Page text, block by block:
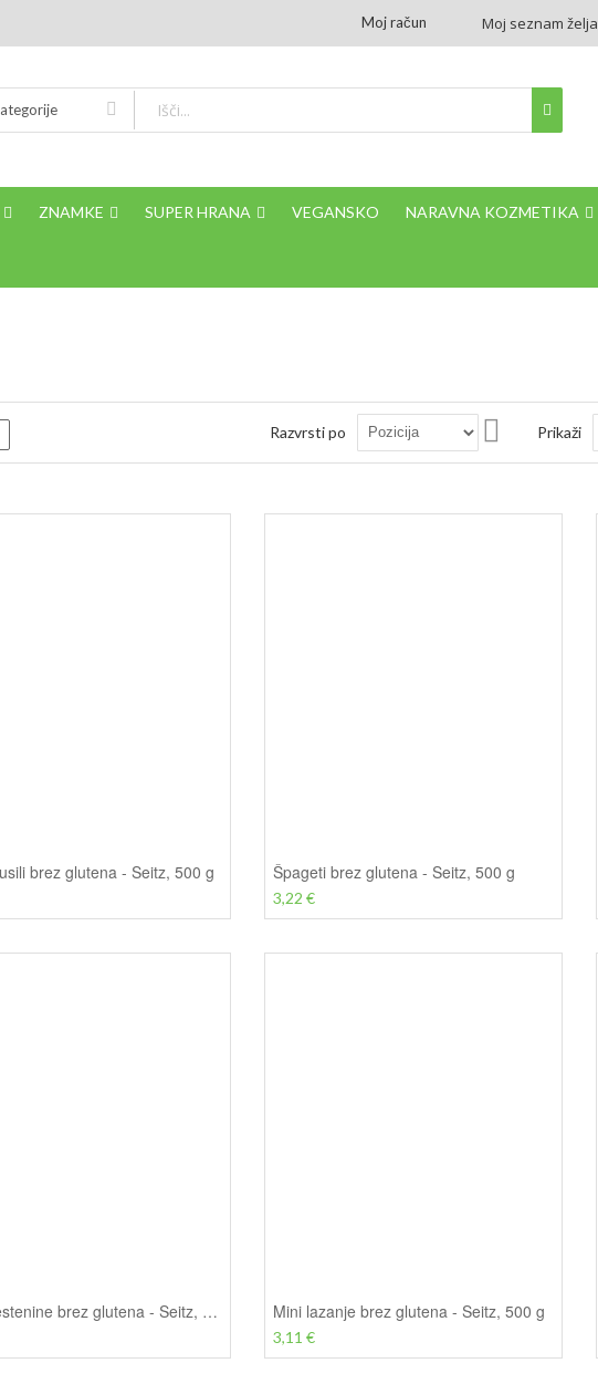
Moj račun Moj seznam želja
ZNAMKE SUPER HRANA VEGANSKO NARAVNA KOZMETIKA
Razvrsti po
NastaviPrikaži
brez glutena - Seitz, 500 g Špageti brez glutena - Seitz, 500 g
3,22 €
Zavite testenine brez glutena - Seitz, 500 g Mini lazanje brez glutena - Seitz, 500 g
3,11 €